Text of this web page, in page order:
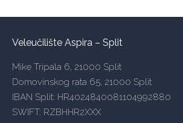
Veleučilište Aspira – Split
Mike Tripala 6, 21000 Split
Domovinskog rata 65, 21000 Split
IBAN Split: HR4024840081104992880
SWIFT: RZBHHR2XXX